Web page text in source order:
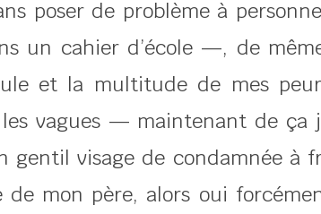
poser de problème à
un cahier d’école —, de
et la multitude de mes
vagues — maintenant de ça
gentil visage de condamnée à
mon père, alors oui